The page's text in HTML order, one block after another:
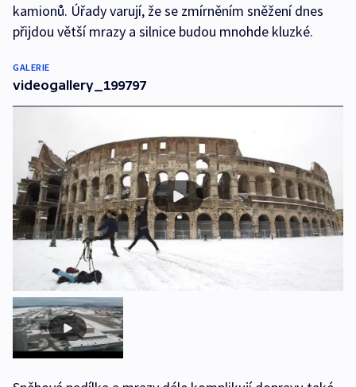
kamionů. Úřady varují, že se zmírněním sněžení dnes
přijdou větší mrazy a silnice budou mnohde kluzké.
GALERIE
videogallery_199797